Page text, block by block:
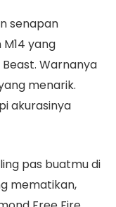
senapan
yang
Warnanya
menarik.
akurasinya
pas buatmu di
mematikan,